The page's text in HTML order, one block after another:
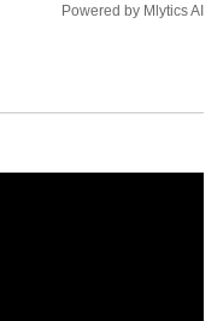
Powered by Mlytics AI